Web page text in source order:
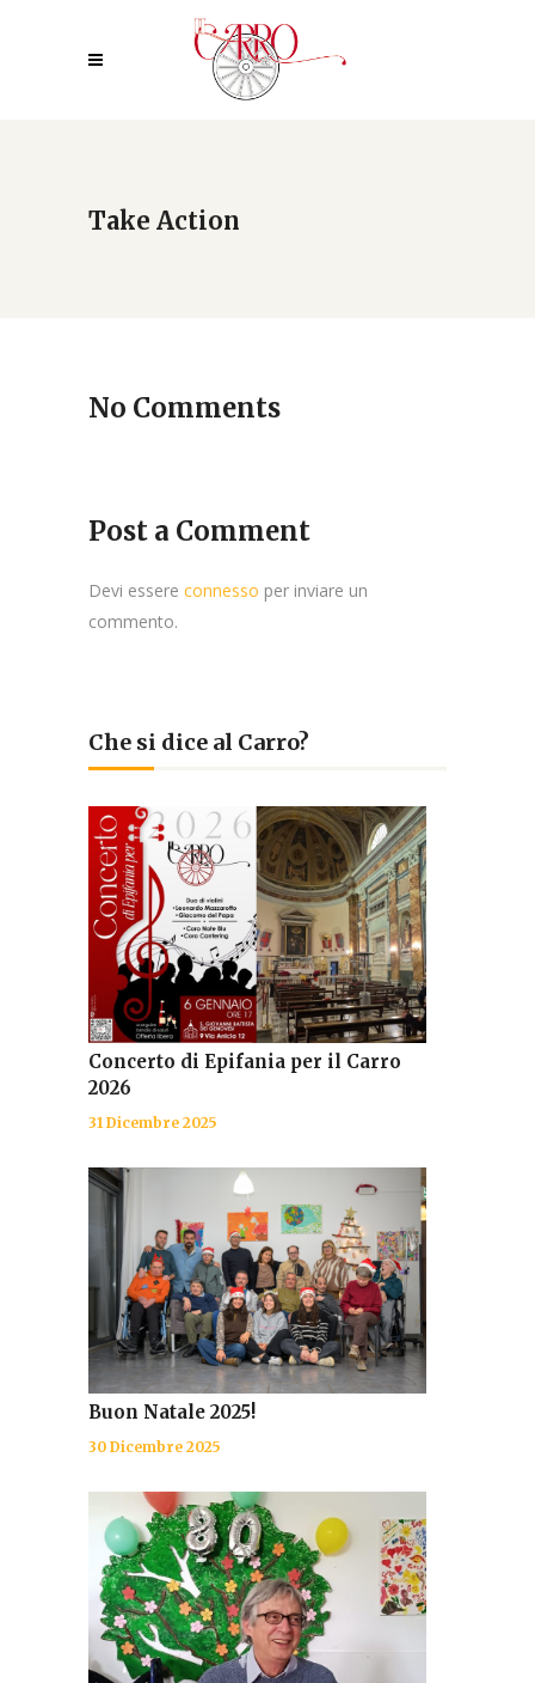
Take Action
No Comments
Post a Comment
Devi essere connesso per inviare un
commento.
Che si dice al Carro?
Concerto di Epifania per il Carro
2026
31 Dicembre 2025
Buon Natale 2025!
30 Dicembre 2025